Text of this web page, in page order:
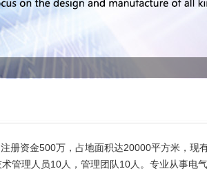
资金500万，占地面积达20000平方米，现
管理人员10人，管理团队10人。专业从事电